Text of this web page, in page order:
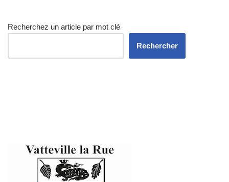
Recherchez un article par mot clé
Rechercher